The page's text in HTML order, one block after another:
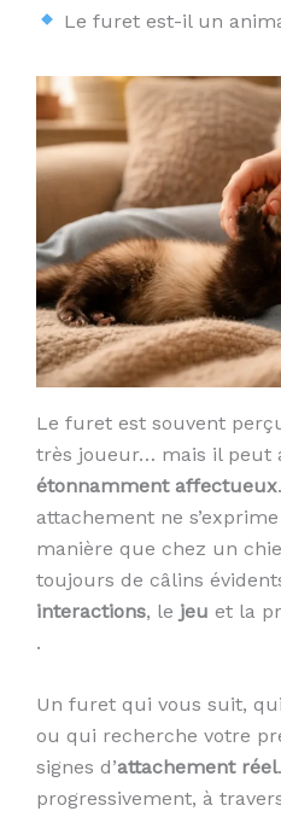
Le furet est-il un
Le furet est souvent
très joueur… mais il peut
étonnamment affectueux
attachement ne
manière que chez un
toujours de câlins
interactions, le jeu et la
.
Un furet qui vous suit,
ou qui recherche votre
signes d’attachement réel
progressivement, à